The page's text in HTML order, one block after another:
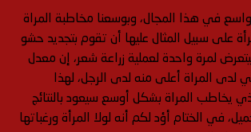
واسع في هذا المجال، وبوسعنا مخاطبة المراة
على سبيل المثال عليها أن تقوم بتجديد حشو
سيتعرض لمرة واحدة لعملية زراعة شعر، إن معدل
لدى المراة أعلى منه لدى الرجل، لهذا
يخاطب المراة بشكل أوسع سيعود بالنتائج
في الختام أؤد لكم أنه لولا المرأة ورغباتها